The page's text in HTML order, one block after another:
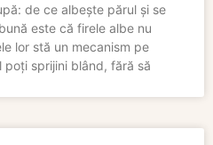
de ce albește părul și se
este că firele albe nu
lor stă un mecanism pe
sprijini blând, fără să